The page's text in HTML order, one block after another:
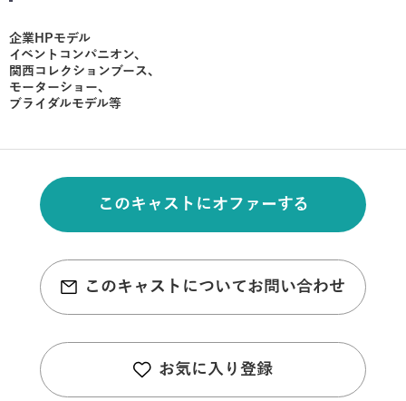
企業HPモデル
イベントコンパニオン、
関西コレクションブース、
モーターショー、
ブライダルモデル等
このキャストにオファーする
このキャストについてお問い合わせ
お気に入り登録